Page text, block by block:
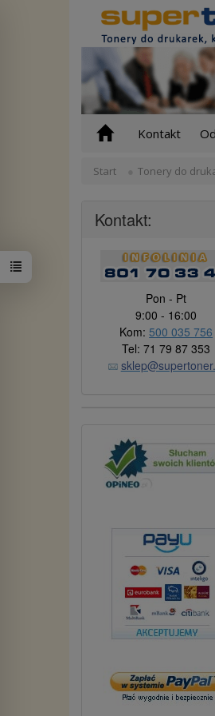
Kontakt
Start Tonery do
Kontakt:
Pon - Pt
9:00 - 16:00
Kom:500 035 756
Tel: 71 79 87 353